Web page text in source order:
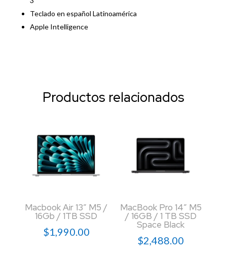
Teclado en español Latinoamérica
Apple Intelligence
Productos relacionados
Macbook Air 13″ M5 /
16Gb / 1TB SSD
$1,990.00
MacBook Pro 14″ M5
/ 16GB / 1 TB SSD
Space Black
$2,488.00